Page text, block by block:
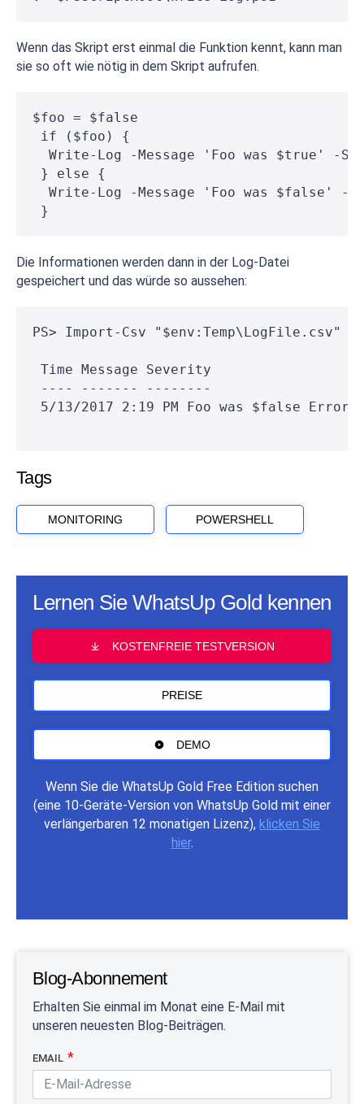
Wenn das Skript erst einmal die Funktion kennt, kann man
sie so oft wie nötig in dem Skript aufrufen.
$foo = $false
if ($foo) {
Write-Log -Message 'Foo was $true' -
} else {
Write-Log -Message 'Foo was $false' -
}
Die Informationen werden dann in der Log-Datei
gespeichert und das würde so aussehen:
PS> Import-Csv "$env:Temp\LogFile.csv"
Time Message Severity
---- ------- --------
5/13/2017 2:19 PM Foo was $false Error
Tags
MONITORING POWERSHELL
Lernen Sie WhatsUp Gold kennen
KOSTENFREIE TESTVERSION
PREISE
DEMO
Wenn Sie die WhatsUp Gold Free Edition suchen
(eine 10-Geräte-Version von WhatsUp Gold mit einer
verlängerbaren 12 monatigen Lizenz), klicken Sie
hier.
Blog-Abonnement
Erhalten Sie einmal im Monat eine E-Mail mit
unseren neuesten Blog-Beiträgen.
EMAIL